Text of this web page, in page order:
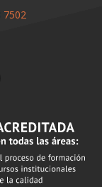
7502